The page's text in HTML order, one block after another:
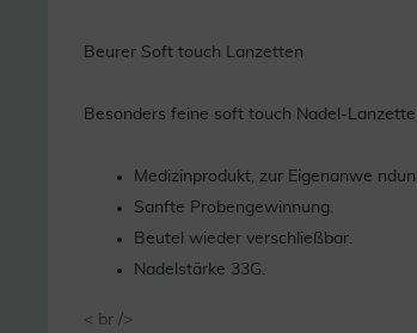
Beurer Soft touch Lanzetten
Besonders feine soft touch Nadel-
Medizinprodukt, zur Eigenanwe
Sanfte Probengewinnung.
Beutel wieder verschließbar.
Nadelstärke 33G.
< br />